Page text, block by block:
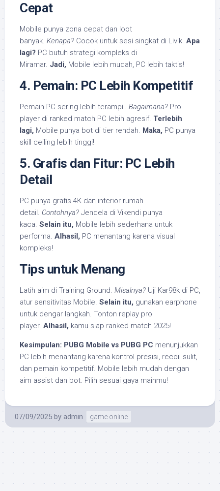
Cepat
Mobile punya zona cepat dan loot
banyak. Kenapa? Cocok untuk sesi singkat di Livik. Apa
lagi? PC butuh strategi kompleks di
Miramar. Jadi, Mobile lebih mudah, PC lebih taktis!
4. Pemain: PC Lebih Kompetitif
Pemain PC sering lebih terampil. Bagaimana? Pro
player di ranked match PC lebih agresif. Terlebih
lagi, Mobile punya bot di tier rendah. Maka, PC punya
skill ceiling lebih tinggi!
5. Grafis dan Fitur: PC Lebih
Detail
PC punya grafis 4K dan interior rumah
detail. Contohnya? Jendela di Vikendi punya
kaca. Selain itu, Mobile lebih sederhana untuk
performa. Alhasil, PC menantang karena visual
kompleks!
Tips untuk Menang
Latih aim di Training Ground. Misalnya? Uji Kar98k di PC,
atur sensitivitas Mobile. Selain itu, gunakan earphone
untuk dengar langkah. Tonton replay pro
player. Alhasil, kamu siap ranked match 2025!
Kesimpulan: PUBG Mobile vs PUBG PC menunjukkan
PC lebih menantang karena kontrol presisi, recoil sulit,
dan pemain kompetitif. Mobile lebih mudah dengan
aim assist dan bot. Pilih sesuai gaya mainmu!
07/09/2025 by admin game online